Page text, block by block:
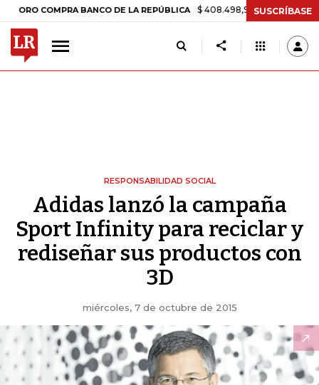
COMPRA BANCO DE LA REPÚBLICA $ 408.498,97 +$ 8.753,81
SUSCRÍBASE
RESPONSABILIDAD SOCIAL
Adidas lanzó la campaña
Sport Infinity para reciclar y
rediseñar sus productos con
3D
miércoles, 7 de octubre de 2015